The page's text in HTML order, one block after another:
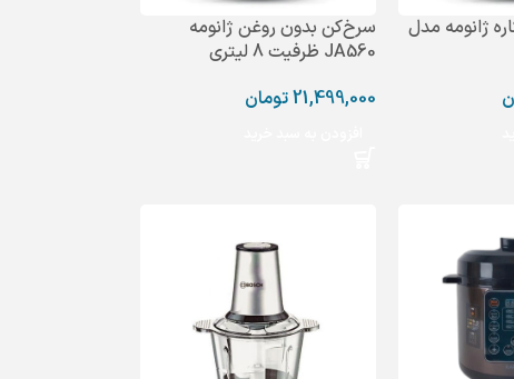
ژانومه مدل
سرخ‌کن بدون روغن ژانومه
JA560 ظرفیت 8 لیتری
21,499,000تومان